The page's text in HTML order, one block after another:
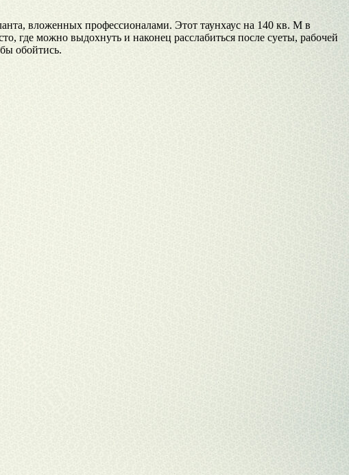
вложенных профессионалами. Этот таунхаус на 140 кв. М в
где можно выдохнуть и наконец расслабиться после суеты, рабочей
обойтись.